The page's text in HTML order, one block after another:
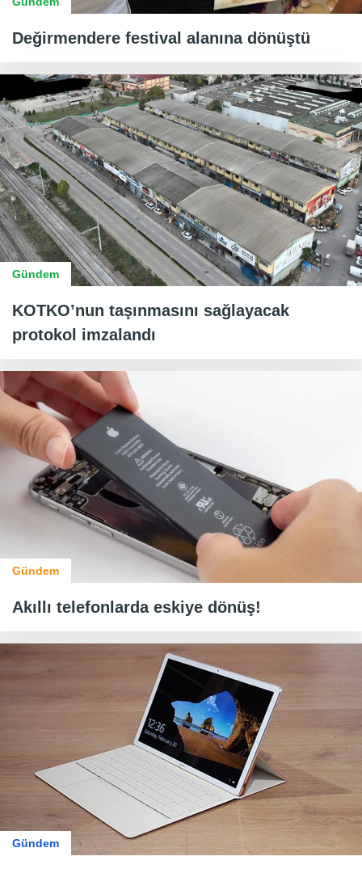
Değirmendere festival alanına dönüştü
Gündem
KOTKO’nun taşınmasını sağlayacak
protokol imzalandı
Gündem
Akıllı telefonlarda eskiye dönüş!
Gündem